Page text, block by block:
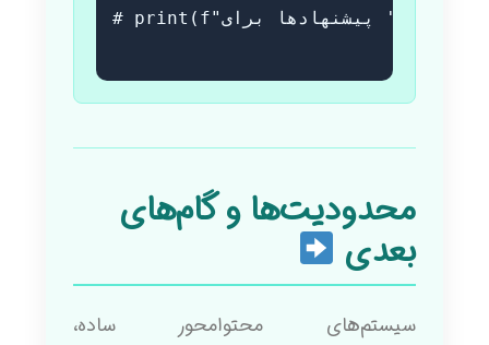
# print(f"پیشنهادها برای '{movie_title}':\n", recommendations)
محدودیت‌ها و گام‌های
بعدی
سیستم‌های محتوامحور ساده،